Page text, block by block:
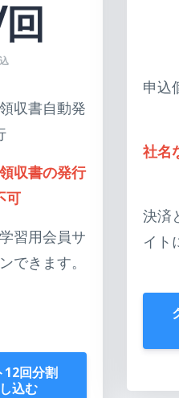
収書自動発
収書の発行
可
習用会員サ
できます。
12回分割
込む
申込
社名
決済
イト